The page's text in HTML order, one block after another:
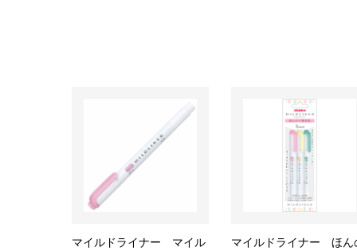
マイルドライナー マイル
マイルドライナー ほん